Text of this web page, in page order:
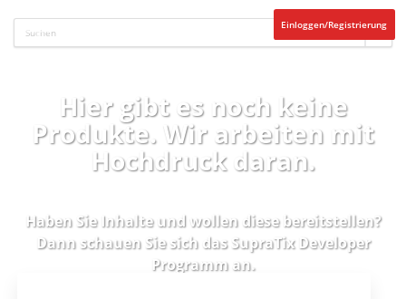
Einloggen/Registrierung
Hier gibt es noch keine
Produkte. Wir arbeiten mit
Hochdruck daran.
Haben Sie Inhalte und wollen diese bereitstellen?
Dann schauen Sie sich das SupraTix Developer
Programman.